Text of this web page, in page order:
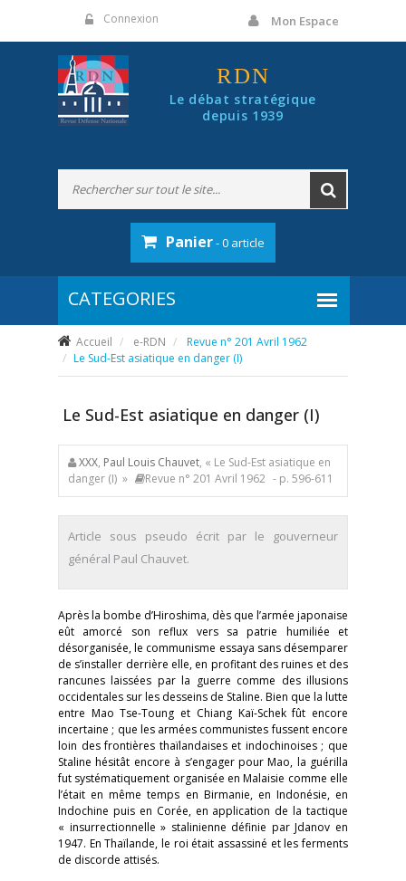
Connexion Mon Espace
RDN
Le débat stratégique
depuis 1939
Panier- 0 article
Accueil e-RDN
Revue n° 201 Avril 1962
Le Sud-Est asiatique en danger (I)
Le Sud-Est asiatique en danger (I)
XXX, Paul Louis Chauvet, « Le Sud-Est asiatique en
danger (I) »
Revue n° 201 Avril 1962 - p. 596-611
Article sous pseudo écrit par le gouverneur
général Paul Chauvet.
Après la bombe d’Hiroshima, dès que l’armée japonaise
eût amorcé son reflux vers sa patrie humiliée et
désorganisée, le communisme essaya sans désemparer
de s’installer derrière elle, en profitant des ruines et des
rancunes laissées par la guerre comme des illusions
occidentales sur les desseins de Staline. Bien que la lutte
entre Mao Tse-Toung et Chiang Kaï-Schek fût encore
incertaine ; que les armées communistes fussent encore
loin des frontières thaïlandaises et indochinoises ; que
Staline hésitât encore à s’engager pour Mao, la guérilla
fut systématiquement organisée en Malaisie comme elle
l’était en même temps en Birmanie, en Indonésie, en
Indochine puis en Corée, en application de la tactique
« insurrectionnelle » stalinienne définie par Jdanov en
1947. En Thaïlande, le roi était assassiné et les ferments
de discorde attisés.